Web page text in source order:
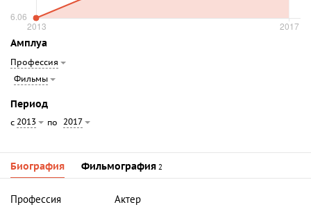
Амплуа
Профессия
Фильмы
Период
с 2013 по 2017
Биография Фильмография 2
Профессия
Актер